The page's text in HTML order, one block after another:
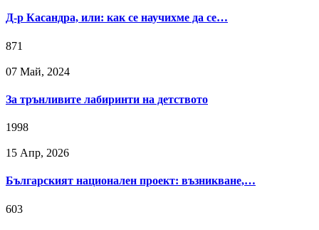
Д-р Касандра, или: как се научихме да се…
871
07 Май, 2024
За трънливите лабиринти на детството
1998
15 Апр, 2026
Българският национален проект: възникване,…
603